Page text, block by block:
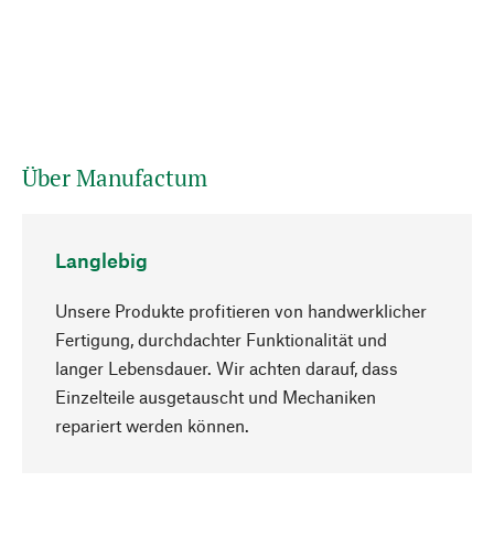
Über Manufactum
Langlebig
Unsere Produkte profitieren von handwerklicher
Fertigung, durchdachter Funktionalität und
langer Lebensdauer. Wir achten darauf, dass
Einzelteile ausgetauscht und Mechaniken
repariert werden können.